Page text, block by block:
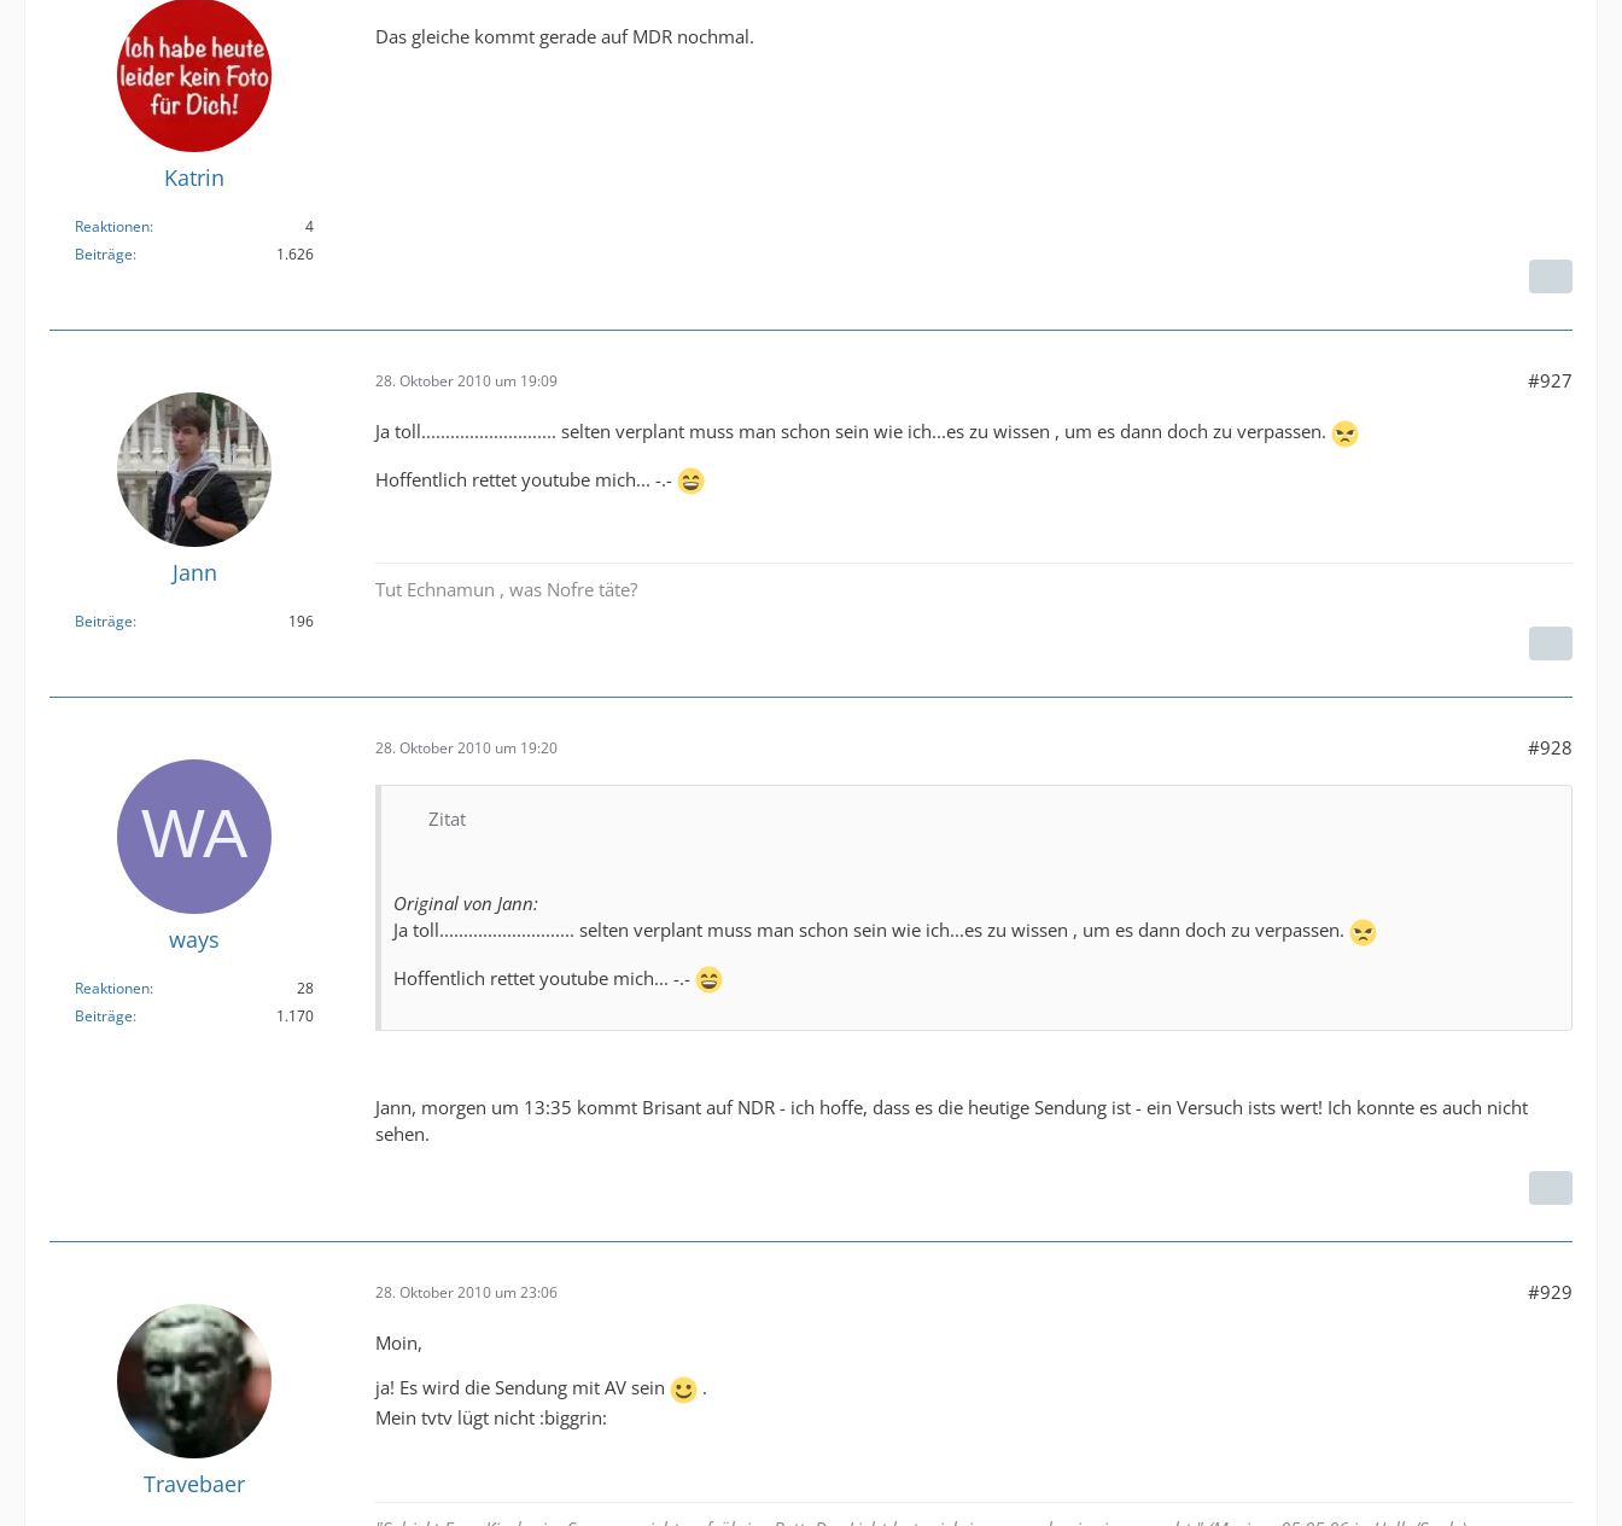
Katrin
Reaktionen
4
Beiträge
1.626
Das gleiche kommt gerade auf MDR nochmal.
Jann
Beiträge 196
28. Oktober 2010 um 19:09 #927
Ja toll............................ selten verplant muss man schon sein wie ich...es zu wissen , um es dann doch zu verpassen.
Hoffentlich rettet youtube mich... -.-
Tut Echnamun , was Nofre täte?
ways
Reaktionen
28
Beiträge
1.170
28. Oktober 2010 um 19:20 #928
Zitat
Original von Jann:
Ja toll............................ selten verplant muss man schon sein wie ich...es zu wissen , um es dann doch zu verpassen.
Hoffentlich rettet youtube mich... -.-
Jann, morgen um 13:35 kommt Brisant auf NDR - ich hoffe, dass es die heutige Sendung ist - ein Versuch ists wert! Ich konnte es auch nicht
sehen.
Travebaer
28. Oktober 2010 um 23:06 #929
Moin,
ja! Es wird die Sendung mit AV sein
.
Mein tvtv lügt nicht :biggrin: